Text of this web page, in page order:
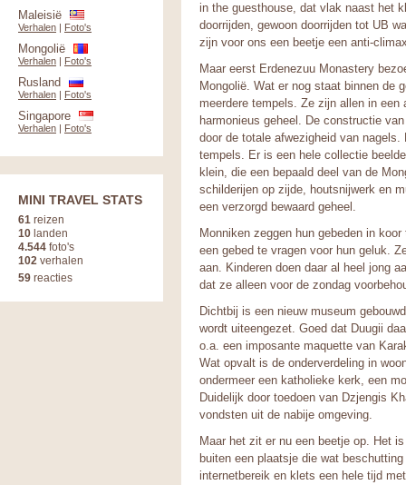
in the guesthouse, dat vlak naast het
doorrijden, gewoon doorrijden tot UB
zijn voor ons een beetje een anti-
Maar eerst Erdenezuu Monastery
Mongolië. Wat er nog staat binnen de
meerdere tempels. Ze zijn allen in een
harmonieus geheel. De constructie
door de totale afwezigheid van
tempels. Er is een hele collectie
klein, die een bepaald deel van de
schilderijen op zijde, houtsnijwerk en
een verzorgd bewaard geheel.
Monniken zeggen hun gebeden in
een gebed te vragen voor hun geluk.
aan. Kinderen doen daar al heel jong
dat ze alleen voor de zondag
Dichtbij is een nieuw museum
wordt uiteengezet. Goed dat Duugii
o.a. een imposante maquette van
Wat opvalt is de onderverdeling in
ondermeer een katholieke kerk, een
Duidelijk door toedoen van Dzjengis
vondsten uit de nabije omgeving.
Maar het zit er nu een beetje op. Het
buiten een plaatsje die wat
internetbereik en klets een hele tijd
Maleisië
Verhalen | Foto's
Mongolië
Verhalen | Foto's
Rusland
Verhalen | Foto's
Singapore
Verhalen | Foto's
MINI TRAVEL STATS
61 reizen
10 landen
4.544 foto's
102 verhalen
59 reacties